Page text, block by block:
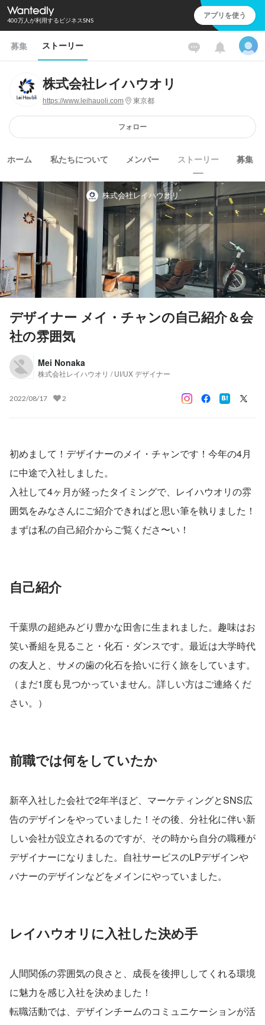
400万人が利用するビジネスSNS アプリを使う
募集 ストーリー
株式会社レイハウオリ
https://www.leihauoli.com 東京都
フォロー
ホーム 私たちについて メンバー ストーリー 募集
株式会社レイハウオリ
デザイナー メイ・チャンの自己紹介＆会
社の雰囲気
Mei Nonaka
株式会社レイハウオリ / UI/UX デザイナー
2022/08/17 2
初めまして！デザイナーのメイ・チャンです！今年の4月
に中途で入社しました。
入社して4ヶ月が経ったタイミングで、レイハウオリの雰
囲気をみなさんにご紹介できればと思い筆を執りました！
まずは私の自己紹介からご覧くださ〜い！
自己紹介
千葉県の超絶みどり豊かな田舎に生まれました。趣味はお
笑い番組を見ること・化石・ダンスです。最近は大学時代
の友人と、サメの歯の化石を拾いに行く旅をしています。
（まだ1度も見つかっていません。詳しい方はご連絡くだ
さい。）
前職では何をしていたか
新卒入社した会社で2年半ほど、マーケティングとSNS広
告のデザインをやっていました！その後、分社化に伴い新
しい会社が設立されるのですが、その時から自分の職種が
デザイナーになりました。自社サービスのLPデザインや
バナーのデザインなどをメインにやっていました。
レイハウオリに入社した決め手
人間関係の雰囲気の良さと、成長を後押ししてくれる環境
に魅力を感じ入社を決めました！
転職活動では、デザインチームのコミュニケーションが活